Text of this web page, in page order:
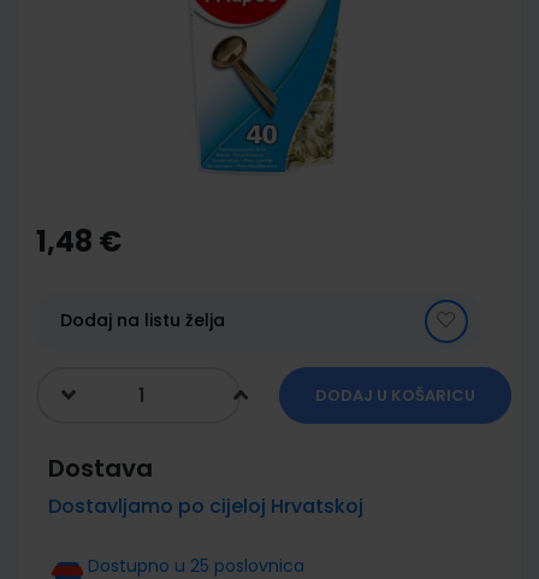
the
beginning
gallery
1,48 €
Dodaj na listu želja
DODAJ U KOŠARICU
Dostava
Dostavljamo po cijeloj Hrvatskoj
Dostupno u 25 poslovnica